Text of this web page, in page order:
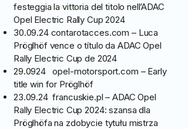
festeggia la vittoria del titolo nell’ADAC
Opel Electric Rally Cup 2024
30.09.24 contarotacces.com – Luca
Pröglhöf vence o título da ADAC Opel
Rally Electric Cup de 2024
29.0924 opel-motorsport.com – Early
title win for Pröglhöf
23.09.24 francuskie.pl – ADAC Opel
Rally Electric Cup 2024: szansa dla
Pröglhöfa na zdobycie tytułu mistrza